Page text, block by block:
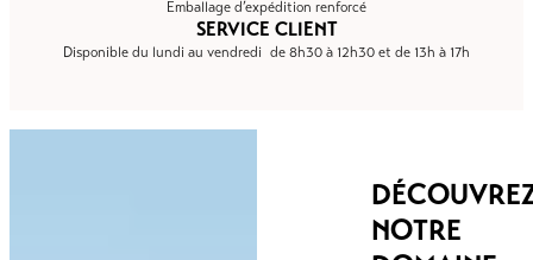
Emballage d’expédition renforcé
SERVICE CLIENT
Disponible du lundi au vendredi de 8h30 à 12h30 et de 13h à 17h
NOTRE